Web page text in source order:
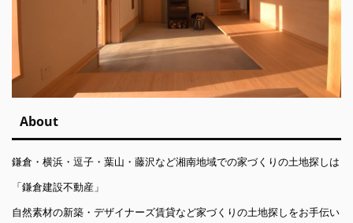
About
鎌倉・横浜・逗子・葉山・藤沢など湘南地域での家づくりの土地探しは
「鎌倉建設不動産」
自然素材の新築・デザイナーズ賃貸など家づくりの土地探しをお手伝い